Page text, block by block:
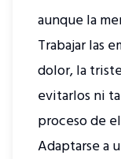
aunque la
Trabajar las
dolor, la
evitarlos ni
proceso de
Adaptarse a